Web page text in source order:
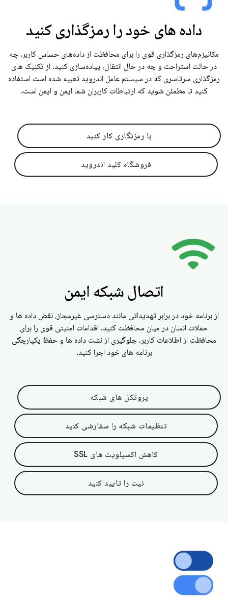
داده های خود را رمزگذاری کنید
مکانیزم‌های رمزگذاری قوی را برای محافظت از داده‌های حساس کاربر، چه
در حالت استراحت و چه در حال انتقال، پیاده‌سازی کنید. از تکنیک های
رمزگذاری سرتاسری که در سیستم عامل اندروید تعبیه شده است استفاده
کنید تا مطمئن شوید که ارتباطات کاربران شما ایمن و ایمن است.
با رمزنگاری کار کنید
فروشگاه کلید اندروید
اتصال شبکه ایمن
از برنامه خود در برابر تهدیداتی مانند دسترسی غیرمجاز، نقض داده ها و
حملات انسان در میان محافظت کنید. اقدامات امنیتی قوی را برای
محافظت از اطلاعات کاربر، جلوگیری از نشت داده ها و حفظ یکپارچگی
برنامه های خود اجرا کنید.
پروتکل های شبکه
تنظیمات شبکه را سفارشی کنید
کاهش اکسپلویت های SSL
نیت را تایید کنید